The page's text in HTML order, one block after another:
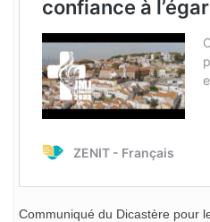
Communiqué du Dicastère pour